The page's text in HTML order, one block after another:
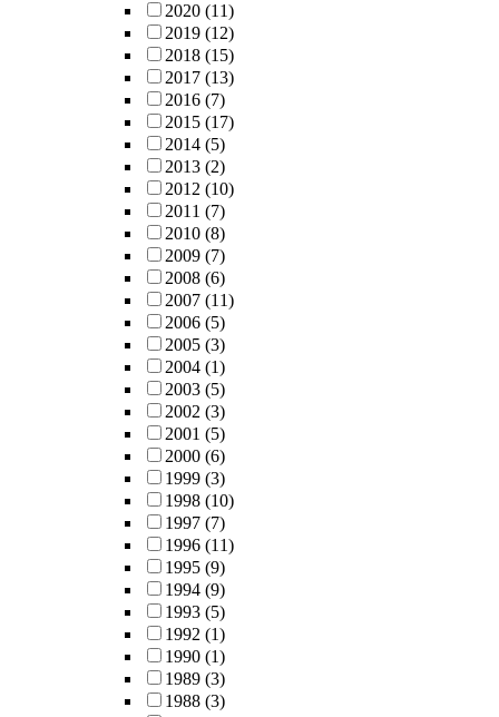
2020 (11)
2019 (12)
2018 (15)
2017 (13)
2016 (7)
2015 (17)
2014 (5)
2013 (2)
2012 (10)
2011 (7)
2010 (8)
2009 (7)
2008 (6)
2007 (11)
2006 (5)
2005 (3)
2004 (1)
2003 (5)
2002 (3)
2001 (5)
2000 (6)
1999 (3)
1998 (10)
1997 (7)
1996 (11)
1995 (9)
1994 (9)
1993 (5)
1992 (1)
1990 (1)
1989 (3)
1988 (3)